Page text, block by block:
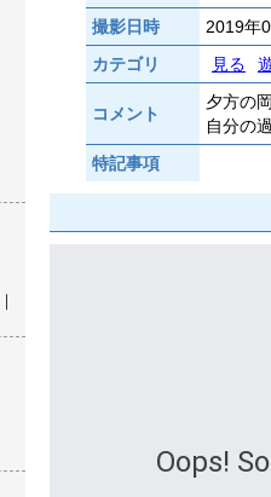
｜
撮影日時
2019年
カテゴリ
見る
コメント
夕方の
自分の
特記事項
Oops!